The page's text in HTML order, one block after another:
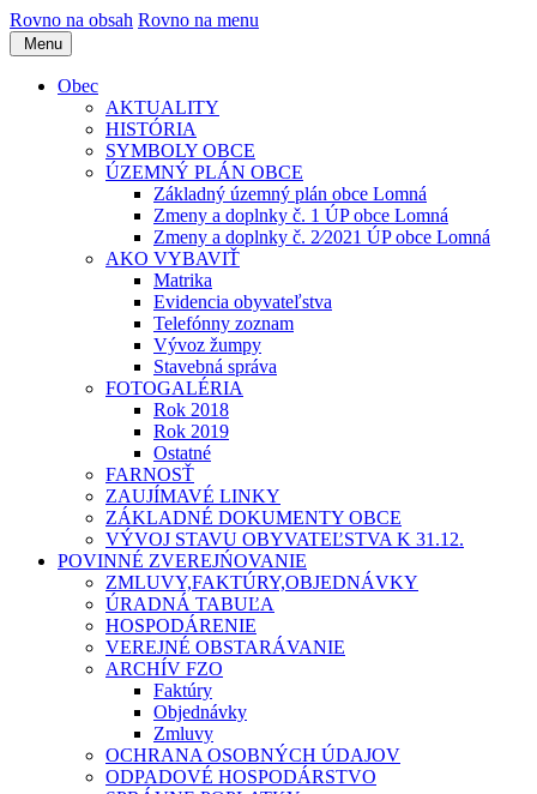
Rovno na obsah Rovno na menu
Menu
Obec
AKTUALITY
HISTÓRIA
SYMBOLY OBCE
ÚZEMNÝ PLÁN OBCE
Základný územný plán obce Lomná
Zmeny a doplnky č. 1 ÚP obce Lomná
Zmeny a doplnky č. 2⁄2021 ÚP obce Lomná
AKO VYBAVIŤ
Matrika
Evidencia obyvateľstva
Telefónny zoznam
Vývoz žumpy
Stavebná správa
FOTOGALÉRIA
Rok 2018
Rok 2019
Ostatné
FARNOSŤ
ZAUJÍMAVÉ LINKY
ZÁKLADNÉ DOKUMENTY OBCE
VÝVOJ STAVU OBYVATEĽSTVA K 31.12.
POVINNÉ ZVEREJŃOVANIE
ZMLUVY,FAKTÚRY,OBJEDNÁVKY
ÚRADNÁ TABUĽA
HOSPODÁRENIE
VEREJNÉ OBSTARÁVANIE
ARCHÍV FZO
Faktúry
Objednávky
Zmluvy
OCHRANA OSOBNÝCH ÚDAJOV
ODPADOVÉ HOSPODÁRSTVO